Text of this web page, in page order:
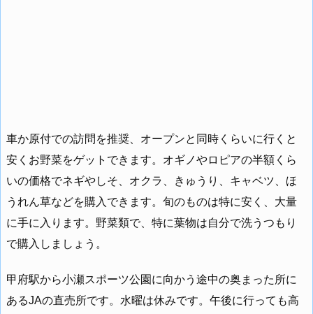
車か原付での訪問を推奨、オープンと同時くらいに行くと
安くお野菜をゲットできます。オギノやロピアの半額くら
いの価格でネギやしそ、オクラ、きゅうり、キャベツ、ほ
うれん草などを購入できます。旬のものは特に安く、大量
に手に入ります。野菜類で、特に葉物は自分で洗うつもり
で購入しましょう。
甲府駅から小瀬スポーツ公園に向かう途中の奥まった所に
あるJAの直売所です。水曜は休みです。午後に行っても高